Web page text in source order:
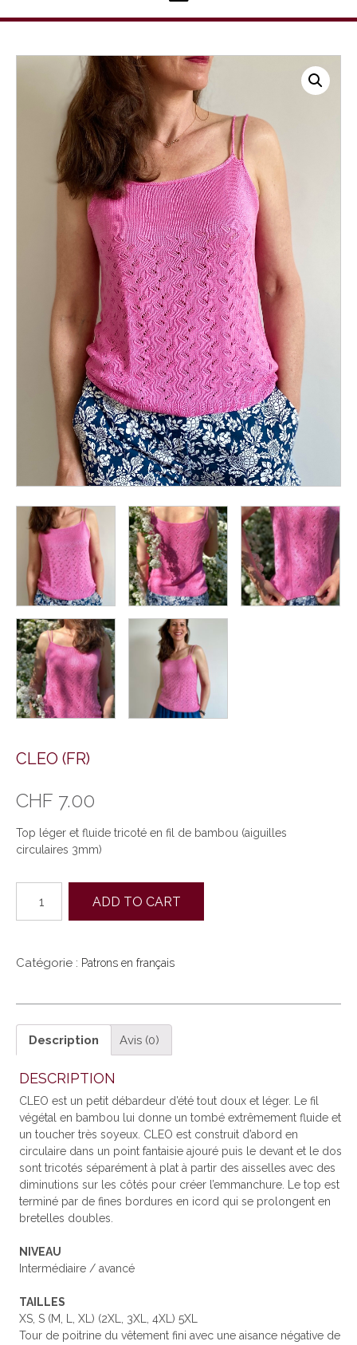
CLEO (FR)
CHF 7.00
Top léger et fluide tricoté en fil de bambou (aiguilles
circulaires 3mm)
CLEO
ADD TO CART
Catégorie : Patrons en français
Description Avis (0)
DESCRIPTION
CLEO est un petit débardeur d’été tout doux et léger. Le fil
végétal en bambou lui donne un tombé extrêmement fluide et
un toucher très soyeux. CLEO est construit d’abord en
circulaire dans un point fantaisie ajouré puis le devant et le dos
sont tricotés séparément à plat à partir des aisselles avec des
diminutions sur les côtés pour créer l’emmanchure. Le top est
terminé par de fines bordures en icord qui se prolongent en
bretelles doubles.
NIVEAU
Intermédiaire / avancé
TAILLES
XS, S (M, L, XL) (2XL, 3XL, 4XL) 5XL
Tour de poitrine du vêtement fini avec une aisance négative de